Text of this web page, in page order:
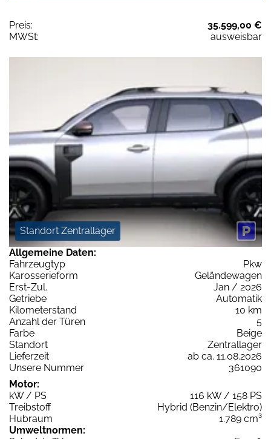
Preis:
35.599,00 €
MWSt:
ausweisbar
Standort Zentrallager
Allgemeine Daten:
Fahrzeugtyp
Pkw
Karosserieform
Geländewagen
Erst-Zul.
Jan / 2026
Getriebe
Automatik
Kilometerstand
10 km
Anzahl der Türen
5
Farbe
Beige
Standort
Zentrallager
Lieferzeit
ab ca. 11.08.2026
Unsere Nummer
361090
Motor:
kW / PS
116 kW / 158 PS
Treibstoff
Hybrid (Benzin/Elektro)
Hubraum
1.789 cm³
Umweltnormen: